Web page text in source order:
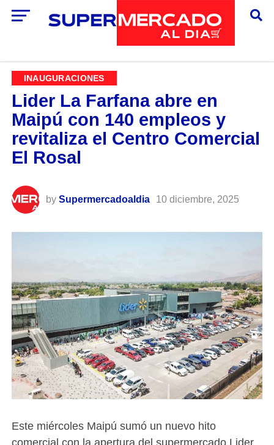
INAUGURACIONES
Lider La Farfana abre en
Maipú con 140 empleos y
revitaliza el Centro Comercial
El Rosal
by Supermercadoaldia 10 diciembre, 2025
Este miércoles Maipú sumó un nuevo hito
comercial con la apertura del supermercado Lider